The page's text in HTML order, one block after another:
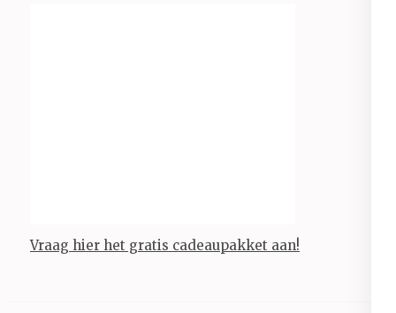
Vraag hier het gratis cadeaupakket aan!